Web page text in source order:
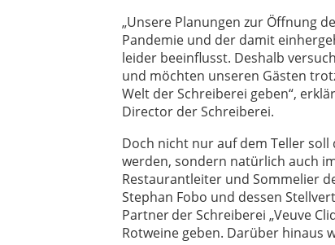
„Unsere Planungen zur Öffnung
Pandemie und der damit
leider beeinflusst. Deshalb
und möchten unseren Gästen
Welt der Schreiberei geben“,
Director der Schreiberei.
Doch nicht nur auf dem Teller soll
werden, sondern natürlich auch
Restaurantleiter und Sommelier
Stephan Fobo und dessen
Partnerder Schreiberei „Veuve
Rotweine geben. Darüber hinaus